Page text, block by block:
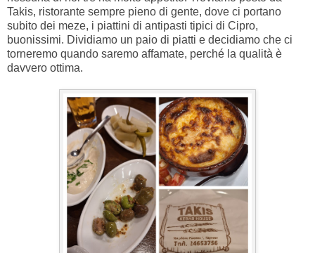
Takis, ristorante sempre pieno di gente, dove ci portano
subito dei meze, i piattini di antipasti tipici di Cipro,
buonissimi. Dividiamo un paio di piatti e decidiamo che ci
torneremo quando saremo affamate, perché la qualità è
davvero ottima.